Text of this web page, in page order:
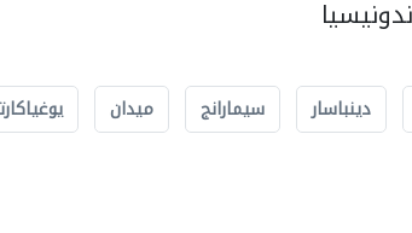
دينباسار سيمارانج ميدان